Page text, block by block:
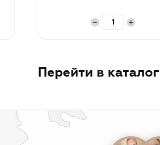
Перейти в каталог